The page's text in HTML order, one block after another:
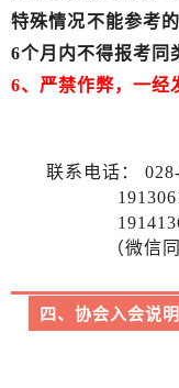
特殊情况不能参考
6个月内不得报考同
6、严禁作弊，一经
联系电话：
（微信同
四、协会入会说